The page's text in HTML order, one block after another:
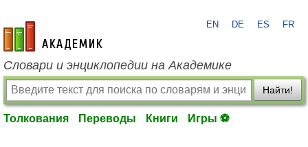
academic.ru
EN DE ES FR
Словари и энциклопедии на Академике
Найти!
Толкования Переводы Книги Игры ⚽